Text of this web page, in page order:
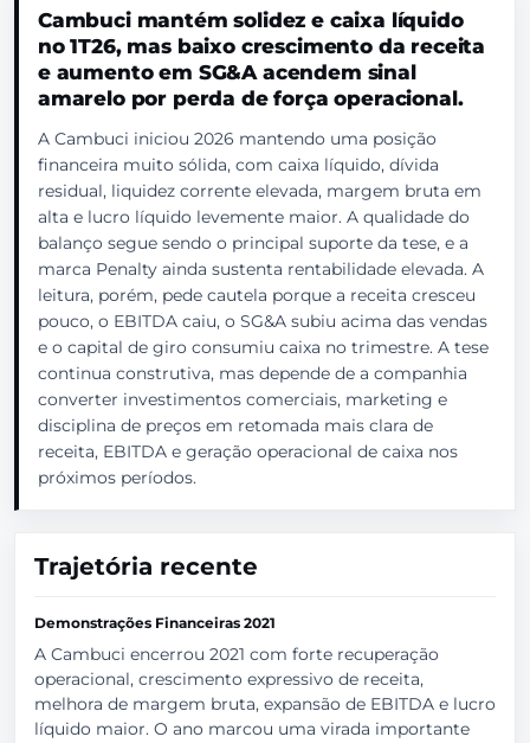
Cambuci mantém solidez e caixa líquido
no 1T26, mas baixo crescimento da receita
e aumento em SG&A acendem sinal
amarelo por perda de força operacional.
A Cambuci iniciou 2026 mantendo uma posição
financeira muito sólida, com caixa líquido, dívida
residual, liquidez corrente elevada, margem bruta em
alta e lucro líquido levemente maior. A qualidade do
balanço segue sendo o principal suporte da tese, e a
marca Penalty ainda sustenta rentabilidade elevada. A
leitura, porém, pede cautela porque a receita cresceu
pouco, o EBITDA caiu, o SG&A subiu acima das vendas
e o capital de giro consumiu caixa no trimestre. A tese
continua construtiva, mas depende de a companhia
converter investimentos comerciais, marketing e
disciplina de preços em retomada mais clara de
receita, EBITDA e geração operacional de caixa nos
próximos períodos.
Trajetória recente
Demonstrações Financeiras 2021
A Cambuci encerrou 2021 com forte recuperação
operacional, crescimento expressivo de receita,
melhora de margem bruta, expansão de EBITDA e lucro
líquido maior. O ano marcou uma virada importante